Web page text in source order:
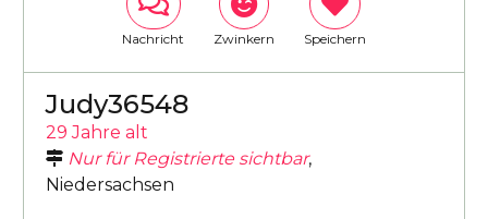
Nachricht Zwinkern Speichern
Judy36548
29 Jahre alt
Nur für Registrierte sichtbar,
Niedersachsen